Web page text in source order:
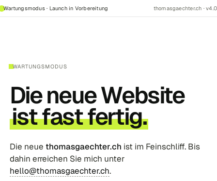
Wartungsmodus · Launch in Vorbereitung thomasgaechter.ch · v4.0
WARTUNGSMODUS
Die neue Website
ist fast fertig.
Die neue thomasgaechter.ch ist im Feinschliff. Bis
dahin erreichen Sie mich unter
hello@thomasgaechter.ch.